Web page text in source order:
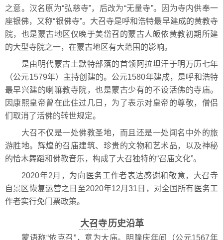
之意。汉名原为“弘慈寺”，后改为“无量寺”。因为寺内供奉一
座银佛，又称“银佛寺”。大召寺是呼和浩特最早建成的黄教寺
院，也是蒙古地区仅晚于美岱召的蒙古人皈依黄教初期所建
的大型寺院之一，在蒙古地区有大范围的影响。
是由明代蒙古土默特部落的首领阿拉坦汗于明万历七年
（公元1579年）主持创建的。公元1580年建成，是呼和浩特
最早兴建的喇嘛教寺院，也是蒙古少有的不设活佛的寺庙。
因康熙皇帝曾在此住过几日，为了表示对皇帝的尊敬，僧侣
们取消了活佛的转世规定。
大召不仅是一处佛教圣地，而且还是一处闻名中外的旅
游胜地。辉煌的召庙建筑、珍贵的文物和艺术品，以及神秘
的恰木舞蹈和佛教音乐，构成了大召独特的“召庙文化”。
2020年2月，为向医务工作者表达感谢和敬意，大召寺
自景区恢复运营之日至2020年12月31日，对全国所有医务工
作者实行免门票政策。
大召寺历史沿革
蒙语称“依克召”，意为大庙。明隆庆年间（公元1567年